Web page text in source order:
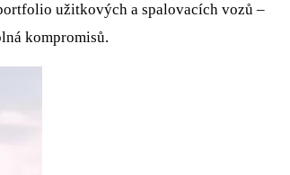
užitkových a spalovacích vozů –
kompromisů.